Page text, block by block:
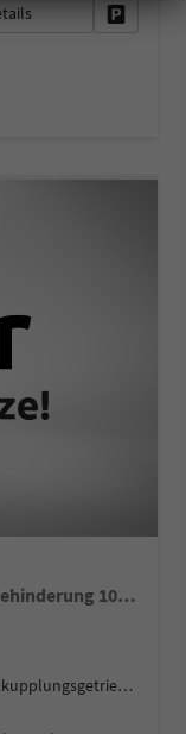
Selection Angebot f. Menschen mit Behinderung 100%! 2.0 TDI 150PS DSG, 16"Alu, Climatronic, Dachreling, M-Lederlenkrad, LED-Scheinwerfer, Tempomat, Parksensoren hinten, Virtual Cockpit 8", SunSet, Infotainment 8" + Wireless SmartLink
Doppelkupplungsgetriebe (DSG)